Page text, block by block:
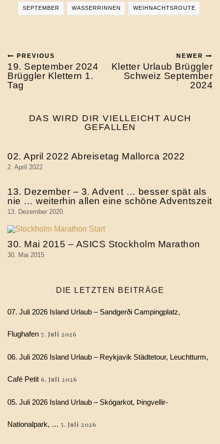
SEPTEMBER WASSERRINNEN WEIHNACHTSROUTE
PREVIOUS
19. September 2024
Brüggler Klettern 1.
Tag
NEWER
Kletter Urlaub Brüggler
Schweiz September
2024
DAS WIRD DIR VIELLEICHT AUCH
GEFALLEN
02. April 2022 Abreisetag Mallorca 2022
2. April 2022
13. Dezember – 3. Advent … besser spät als
nie … weiterhin allen eine schöne Adventszeit
13. Dezember 2020
30. Mai 2015 – ASICS Stockholm Marathon
30. Mai 2015
DIE LETZTEN BEITRÄGE
07. Juli 2026 Island Urlaub – Sandgerði Campingplatz,
Flughafen 7. Juli 2026
06. Juli 2026 Island Urlaub – Reykjavik Städtetour, Leuchtturm,
Café Petit 6. Juli 2026
05. Juli 2026 Island Urlaub – Skógarkot, Þingvellir-
Nationalpark, … 5. Juli 2026